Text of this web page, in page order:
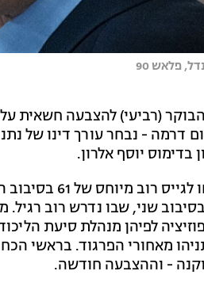
פלאש 90
(רביעי) להצבעה חשאית
דרמה - נבחר עורך דינו של
יוסף אלרון.
שני, שבו נדרש רוב
לפיהן מנהלת סיעת
מאחורי הפרגוד. בראשי
- וההצבעה חודשה.